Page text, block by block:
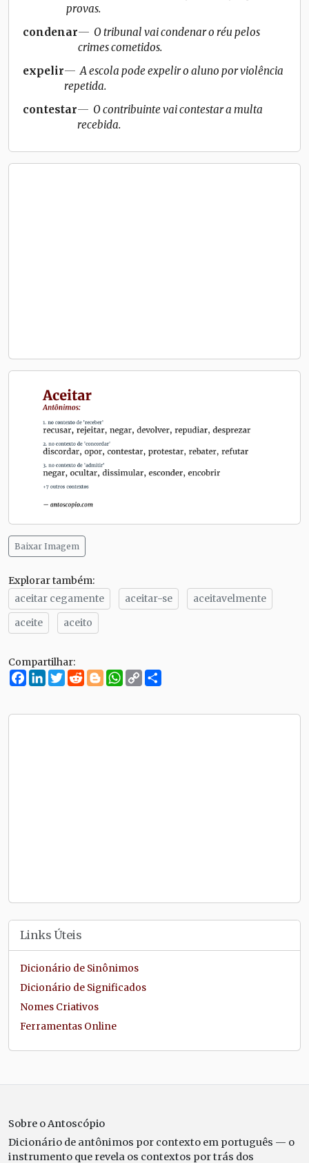
provas.
condenar
O tribunal vai condenar o réu pelos
crimes cometidos.
expelir
A escola pode expelir o aluno por violência
repetida.
contestar
O contribuinte vai contestar a multa
recebida.
Baixar Imagem
Explorar também:
aceitar cegamente
aceitar-se
aceitavelmente
aceite
aceito
Compartilhar:
Facebook
LinkedIn
Twitter
RedditBloggerWhatsApp
Copy
Link
Links Úteis
Dicionário de Sinônimos
Dicionário de Significados
Nomes Criativos
Ferramentas Online
Sobre o Antoscópio
Dicionário de antônimos por contexto em português — o
instrumento que revela os contextos por trás dos